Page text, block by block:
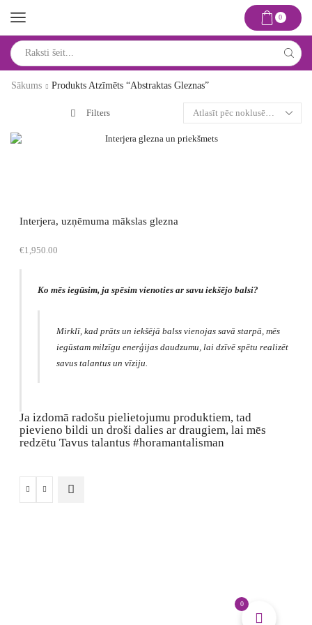
0
input
Sākums
Produkts Atzīmēts “abstraktas Gleznas”
Filters
Interjera, uzņēmuma mākslas glezna
€1,950.00
Ko mēs iegūsim, ja spēsim vienoties ar savu iekšējo balsi?
Mirklī, kad prāts un iekšējā balss vienojas savā starpā, mēs
iegūstam milzīgu enerģijas daudzumu, lai dzīvē spētu realizēt
savus talantus un vīziju.
Ja izdomā radošu pielietojumu produktiem, tad
pievieno bildi un droši dalies ar draugiem, lai mēs
redzētu Tavus talantus #horamantalisman
Interjera,
0